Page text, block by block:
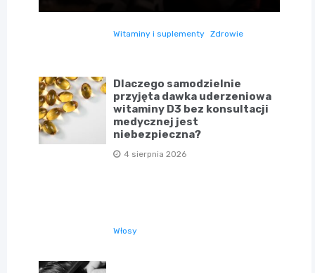
Witaminy i suplementy Zdrowie
Dlaczego samodzielnie
przyjęta dawka uderzeniowa
witaminy D3 bez konsultacji
medycznej jest
niebezpieczna?
4 sierpnia 2026
Włosy